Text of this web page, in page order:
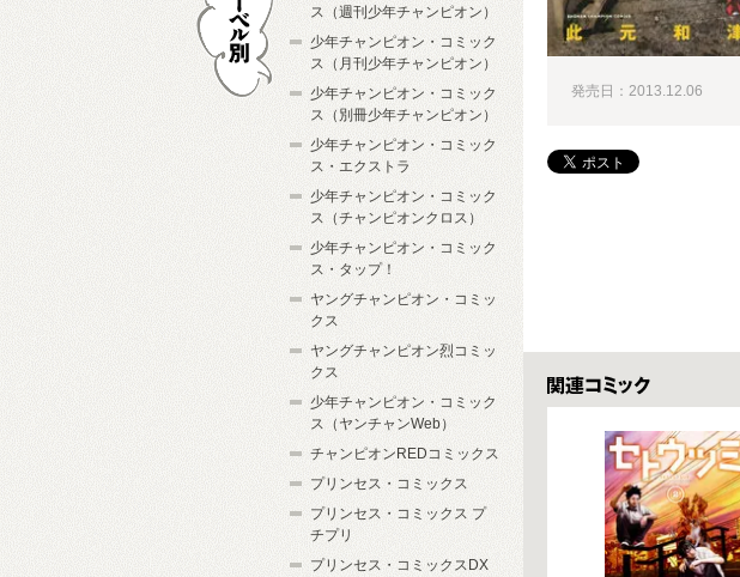
発売日：2013.12.06
関連コミックス
ス（週刊少年チャンピオン）
少年チャンピオン・コミック
ス（月刊少年チャンピオン）
少年チャンピオン・コミック
ス（別冊少年チャンピオン）
少年チャンピオン・コミック
ス・エクストラ
少年チャンピオン・コミック
ス（チャンピオンクロス）
少年チャンピオン・コミック
ス・タップ！
ヤングチャンピオン・コミッ
クス
ヤングチャンピオン烈コミッ
クス
少年チャンピオン・コミック
ス（ヤンチャンWeb）
チャンピオンREDコミックス
プリンセス・コミックス
プリンセス・コミックス プ
チプリ
プリンセス・コミックスDX